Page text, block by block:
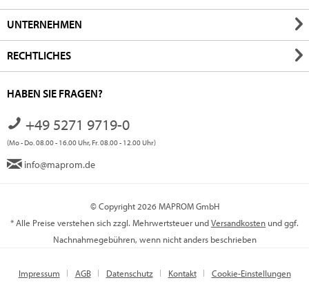
UNTERNEHMEN
RECHTLICHES
HABEN SIE FRAGEN?
+49 5271 9719-0
(Mo - Do. 08.00 - 16.00 Uhr, Fr. 08.00 - 12.00 Uhr)
info@maprom.de
© Copyright 2026 MAPROM GmbH
* Alle Preise verstehen sich zzgl. Mehrwertsteuer undVersandkosten und ggf.
Nachnahmegebühren, wenn nicht anders beschrieben
Impressum AGB Datenschutz Kontakt Cookie-Einstellungen